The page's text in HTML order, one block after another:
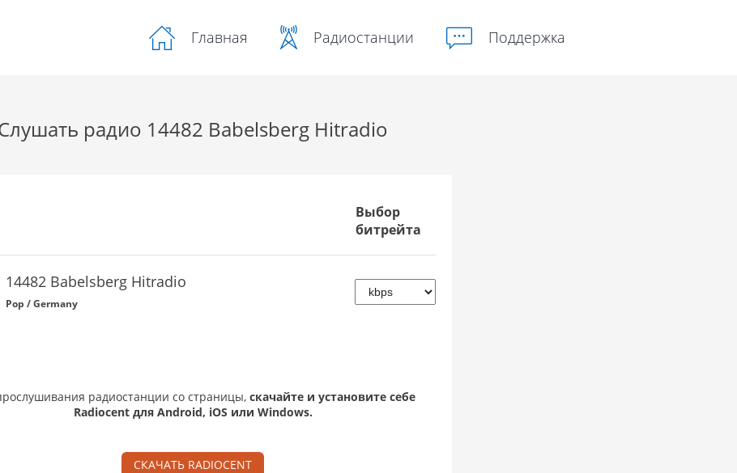
Главная Радиостанции Поддержка
радио 14482 Babelsberg Hitradio
Выбор
битрейта
14482 Babelsberg Hitradio
Pop / Germany
радиостанции со страницы, скачайте и установите себе
Radiocent для Android, iOS или Windows.
СКАЧАТЬ RADIOCENT